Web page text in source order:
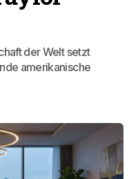
der Welt setzt
amerikanische